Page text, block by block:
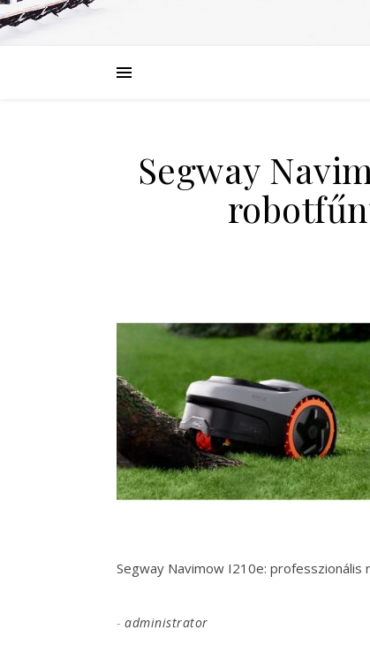
Segway
Segway Navimow I210e: professzionális
- administrator